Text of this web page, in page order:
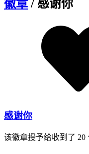
徽章 / 感谢你
感谢你
该徽章授予给收到了